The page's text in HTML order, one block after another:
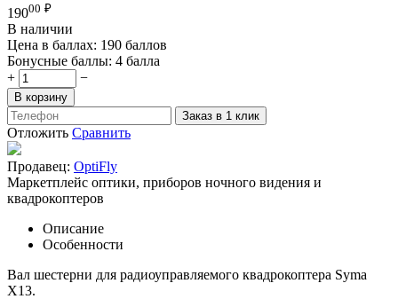
19000 ₽
В наличии
Цена в баллах: 190 баллов
Бонусные баллы: 4 балла
+
−
В корзину
Заказ в 1 клик
Отложить Сравнить
Продавец: OptiFly
Маркетплейс оптики, приборов ночного видения и
квадрокоптеров
Описание
Особенности
Вал шестерни для радиоуправляемого квадрокоптера Syma
X13.